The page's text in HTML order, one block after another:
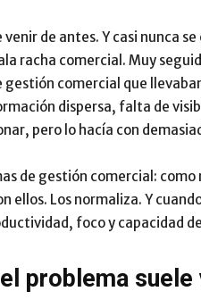
de antes. Y casi nunca se
racha comercial. Muy
gestión comercial que
dispersa, falta de
pero lo hacía con
de gestión comercial: como
ellos. Los normaliza. Y
foco y capacidad
problema